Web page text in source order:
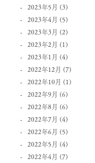
2023年5月 (3)
2023年4月 (5)
2023年3月 (2)
2023年2月 (1)
2023年1月 (4)
2022年12月 (7)
2022年10月 (1)
2022年9月 (6)
2022年8月 (6)
2022年7月 (4)
2022年6月 (5)
2022年5月 (4)
2022年4月 (7)